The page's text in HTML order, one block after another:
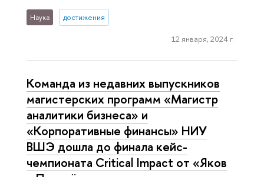
Наука достижения
12 января, 2024 г.
Команда из недавних выпускников
магистерских программ «Магистр
аналитики бизнеса» и
«Корпоративные финансы» НИУ
ВШЭ дошла до финала кейс-
чемпионата Critical Impact от «Яков